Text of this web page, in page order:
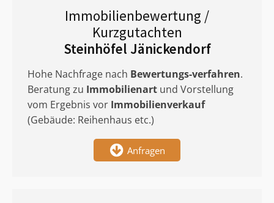
Immobilienbewertung /
Kurzgutachten
Steinhöfel Jänickendorf
Hohe Nachfrage nach Bewertungs-verfahren.
Beratung zu Immobilienart und Vorstellung
vom Ergebnis vor Immobilienverkauf
(Gebäude: Reihenhaus etc.)
Anfragen